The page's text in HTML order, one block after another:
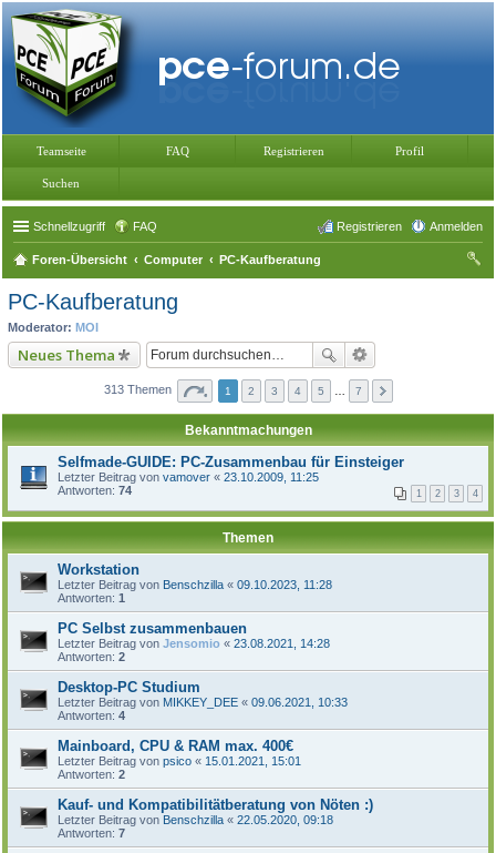
Teamseite FAQ Registrieren Profil
Suchen
Schnellzugriff FAQ Anmelden
Registrieren
Foren-Übersicht Computer
PC-Kaufberatung
PC-Kaufberatung
Moderator: MOI
Neues Thema
313 Themen 1 2 3 4 5 7
Bekanntmachungen
Selfmade-GUIDE: PC-Zusammenbau für Einsteiger
Letzter Beitrag von vamover « 23.10.2009, 11:25
Antworten: 74 1 2 3 4
Themen
Workstation
Letzter Beitrag von Benschzilla « 09.10.2023, 11:28
Antworten: 1
PC Selbst zusammenbauen
Letzter Beitrag von Jensomio « 23.08.2021, 14:28
Antworten: 2
Desktop-PC Studium
Letzter Beitrag von MIKKEY_DEE « 09.06.2021, 10:33
Antworten: 4
Mainboard, CPU & RAM max. 400€
Letzter Beitrag von psico « 15.01.2021, 15:01
Antworten: 2
Kauf- und Kompatibilitätberatung von Nöten :)
Letzter Beitrag von Benschzilla « 22.05.2020, 09:18
Antworten: 7